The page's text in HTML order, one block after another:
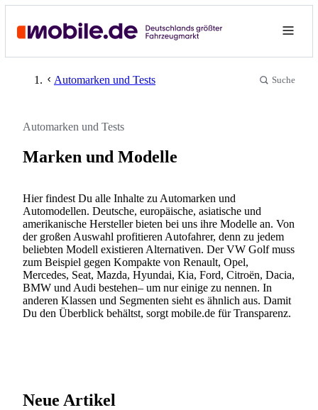
Automarken und Tests Suche
Automarken und Tests
Marken und Modelle
Hier findest Du alle Inhalte zu Automarken und
Automodellen. Deutsche, europäische, asiatische und
amerikanische Hersteller bieten bei uns ihre Modelle an. Von
der großen Auswahl profitieren Autofahrer, denn zu jedem
beliebten Modell existieren Alternativen. Der VW Golf muss
zum Beispiel gegen Kompakte von Renault, Opel,
Mercedes, Seat, Mazda, Hyundai, Kia, Ford, Citroën, Dacia,
BMW und Audi bestehen– um nur einige zu nennen. In
anderen Klassen und Segmenten sieht es ähnlich aus. Damit
Du den Überblick behältst, sorgt mobile.de für Transparenz.
Neue Artikel